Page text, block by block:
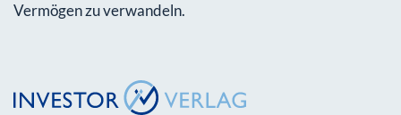
Vermögen zu verwandeln.